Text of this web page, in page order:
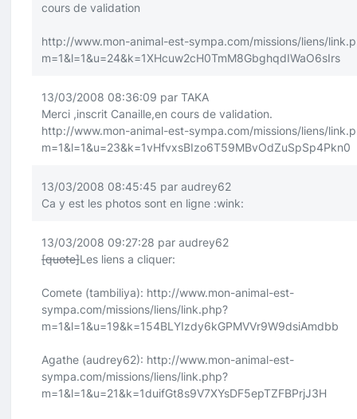
cours de validation
http://www.mon-animal-est-sympa.com/missions/liens/
m=1&l=1&u=24&k=1XHcuw2cH0TmM8GbghqdIWaO6sIrs
13/03/2008 08:36:09 par TAKA
Merci ,inscrit Canaille,en cours de validation.
http://www.mon-animal-est-sympa.com/missions/liens/
m=1&l=1&u=23&k=1vHfvxsBIzo6T59MBvOdZuSpSp4Pkn0
13/03/2008 08:45:45 par audrey62
Ca y est les photos sont en ligne :wink:
13/03/2008 09:27:28 par audrey62
[quote]Les liens a cliquer:
Comete (tambiliya): http://www.mon-animal-est-
sympa.com/missions/liens/link.php?
m=1&l=1&u=19&k=154BLYIzdy6kGPMVVr9W9dsiAmdbb
Agathe (audrey62): http://www.mon-animal-est-
sympa.com/missions/liens/link.php?
m=1&l=1&u=21&k=1duifGt8s9V7XYsDF5epTZFBPrjJ3H